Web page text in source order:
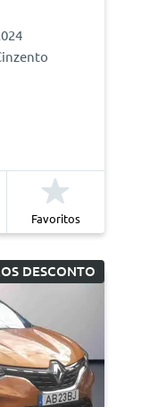
Favoritos
DESCONTO